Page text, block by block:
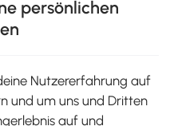
persönlichen
Nutzererfahrung auf
und um uns und Dritten
auf und